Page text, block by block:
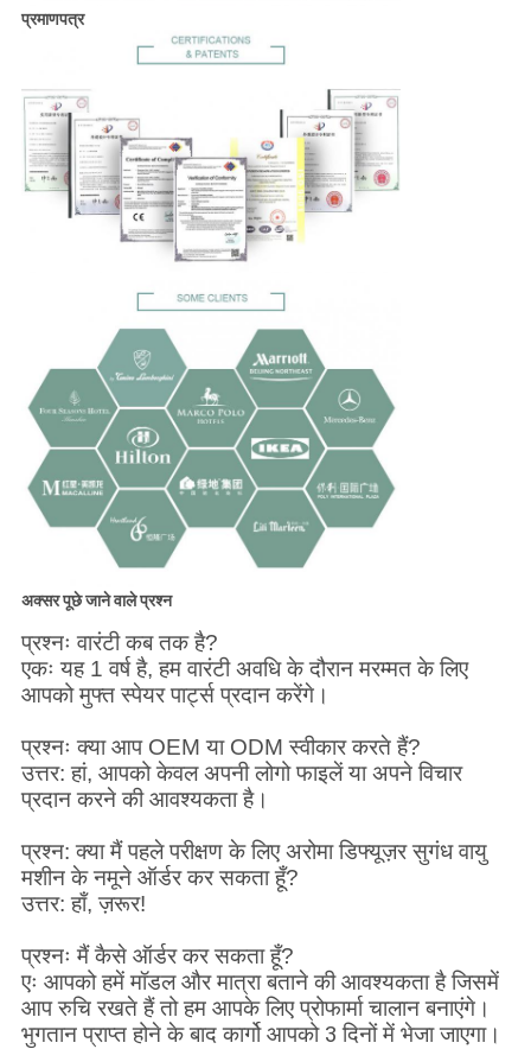
प्रमाणपत्र
अक्सर पूछे जाने वाले प्रश्न
प्रश्नः वारंटी कब तक है?
एकः यह 1 वर्ष है, हम वारंटी अवधि के दौरान मरम्मत के लिए
आपको मुफ्त स्पेयर पार्ट्स प्रदान करेंगे।
प्रश्नः क्या आप OEM या ODM स्वीकार करते हैं?
उत्तर: हां, आपको केवल अपनी लोगो फाइलें या अपने विचार
प्रदान करने की आवश्यकता है।
प्रश्न: क्या मैं पहले परीक्षण के लिए अरोमा डिफ्यूज़र सुगंध वायु
मशीन के नमूने ऑर्डर कर सकता हूँ?
उत्तर: हाँ, ज़रूर!
प्रश्नः मैं कैसे ऑर्डर कर सकता हूँ?
एः आपको हमें मॉडल और मात्रा बताने की आवश्यकता है जिसमें
आप रुचि रखते हैं तो हम आपके लिए प्रोफार्मा चालान बनाएंगे।
भुगतान प्राप्त होने के बाद कार्गो आपको 3 दिनों में भेजा जाएगा।